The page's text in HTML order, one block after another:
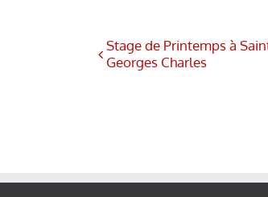
Stage de Printemps à
Georges Charles